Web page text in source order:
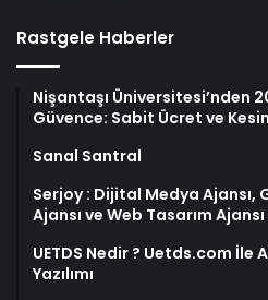
Rastgele Haberler
Nişantaşı Üniversitesi’nden
Güvence: Sabit Ücret ve
Sanal Santral
Serjoy : Dijital Medya Ajansı,
Ajansı ve Web Tasarım Ajansı
UETDS Nedir ? Uetds.com İle
Yazılımı